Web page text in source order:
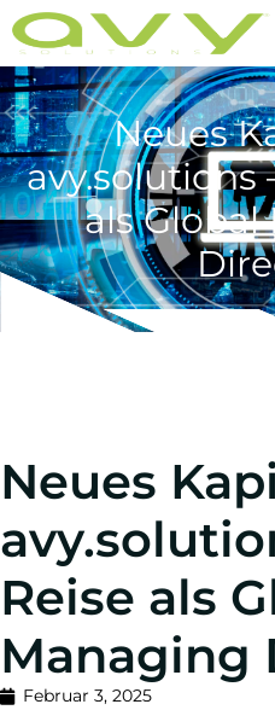
Neues
avy.solutions
als
Neues
Reise als
Managing
Februar 3, 2025